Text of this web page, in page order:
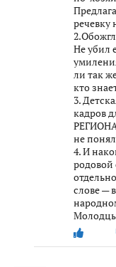
Не убил
ли так
кто
3.
кадров
не
4. И
родовой
слове —